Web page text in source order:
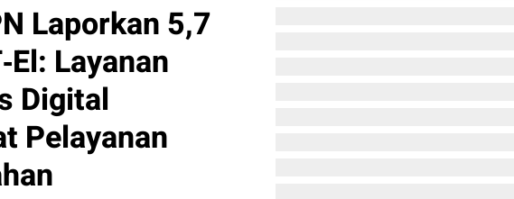
Laporkan 5,7
Layanan
Digital
Pelayanan